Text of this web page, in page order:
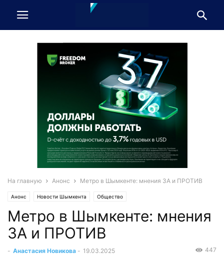
На главную Анонс Метро в Шымкенте: мнения ЗА и ПРОТИВ
Анонс Новости Шымкента Общество
Метро в Шымкенте: мнения
ЗА и ПРОТИВ
- Анастасия Новикова - 19.03.2025 447